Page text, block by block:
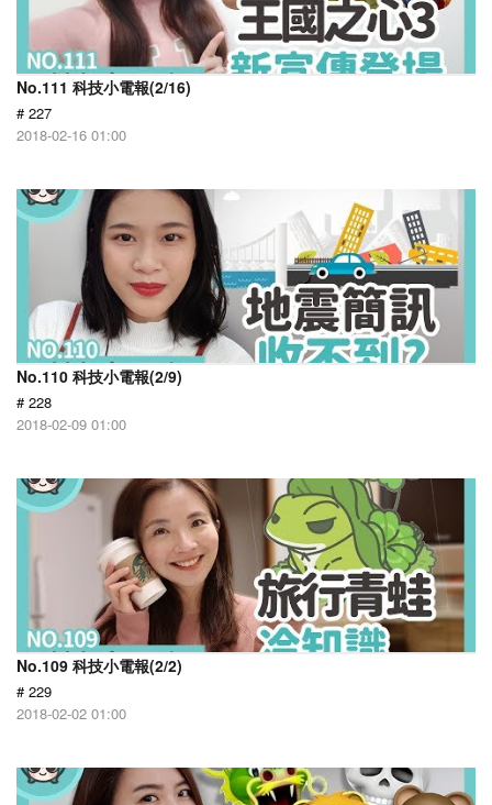
No.111 科技小電報(2/16)
# 227
2018-02-16 01:00
No.110 科技小電報(2/9)
# 228
2018-02-09 01:00
No.109 科技小電報(2/2)
# 229
2018-02-02 01:00